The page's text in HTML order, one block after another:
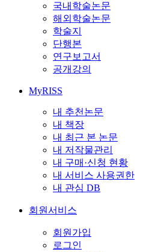
국내학술논문
해외학술논문
학술지
단행본
연구보고서
공개강의
MyRISS
내 추천논문
내 책장
내 최근 본 논문
내 저작물관리
내 구매·신청 현황
내 서비스 사용권한
내 관심 DB
회원서비스
회원가입
로그인